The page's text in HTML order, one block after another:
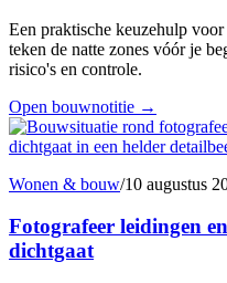
Een praktische keuzehulp
teken de natte zones vóór je
risico's en controle.
Open bouwnotitie →
Wonen & bouw/10 augustus
Fotografeer leidingen
dichtgaat